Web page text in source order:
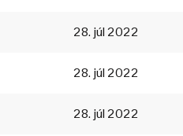
28. júl 2022
28. júl 2022
28. júl 2022